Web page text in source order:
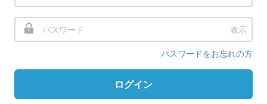
表示
パスワードをお忘れの方
ログイン